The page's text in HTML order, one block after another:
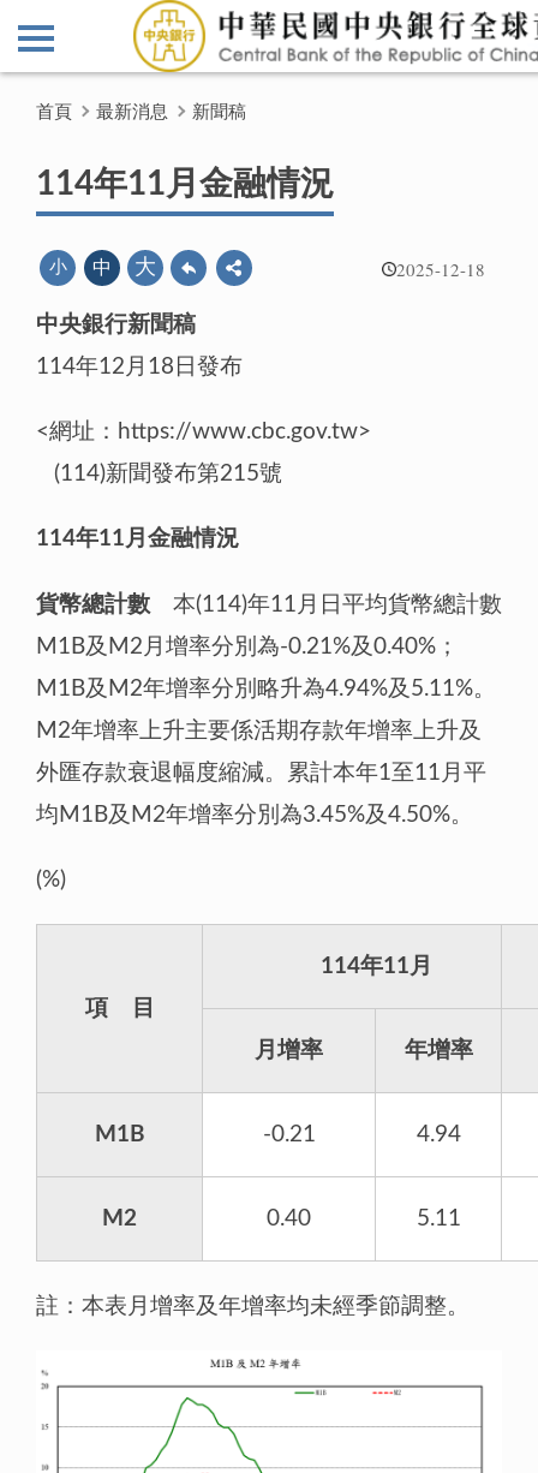
首頁 最新消息 新聞稿
114年11月金融情況
2025-12-18
小 中 大
中央銀行新聞稿
114年12月18日發布
<網址：https://www.cbc.gov.tw>
(114)新聞發布第215號
114年11月金融情況
貨幣總計數 本(114)年11月日平均貨幣總計數
M1B及M2月增率分別為-0.21%及0.40%；
M1B及M2年增率分別略升為4.94%及5.11%。
M2年增率上升主要係活期存款年增率上升及
外匯存款衰退幅度縮減。累計本年1至11月平
均M1B及M2年增率分別為3.45%及4.50%。
(%)
項 目
114年11月
月增率 年增率
M1B -0.21 4.94
M2 0.40 5.11
註：本表月增率及年增率均未經季節調整。